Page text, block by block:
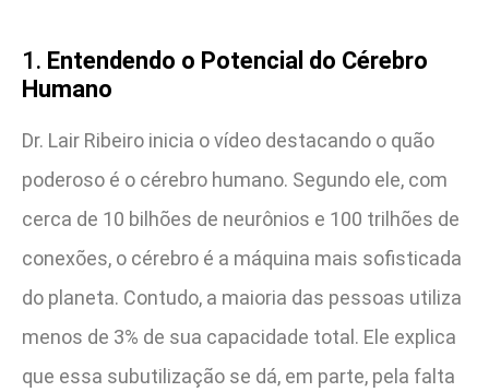
1. Entendendo o Potencial do Cérebro
Humano
Dr. Lair Ribeiro inicia o vídeo destacando o quão
poderoso é o cérebro humano. Segundo ele, com
cerca de 10 bilhões de neurônios e 100 trilhões de
conexões, o cérebro é a máquina mais sofisticada
do planeta. Contudo, a maioria das pessoas utiliza
menos de 3% de sua capacidade total. Ele explica
que essa subutilização se dá, em parte, pela falta